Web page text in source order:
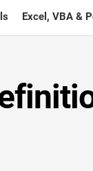
Excel, VBA &